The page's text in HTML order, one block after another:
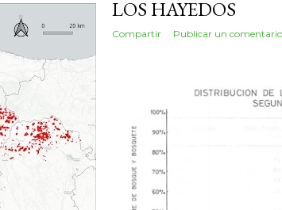
LOS HAYEDOS
Compartir Publicar un comentario